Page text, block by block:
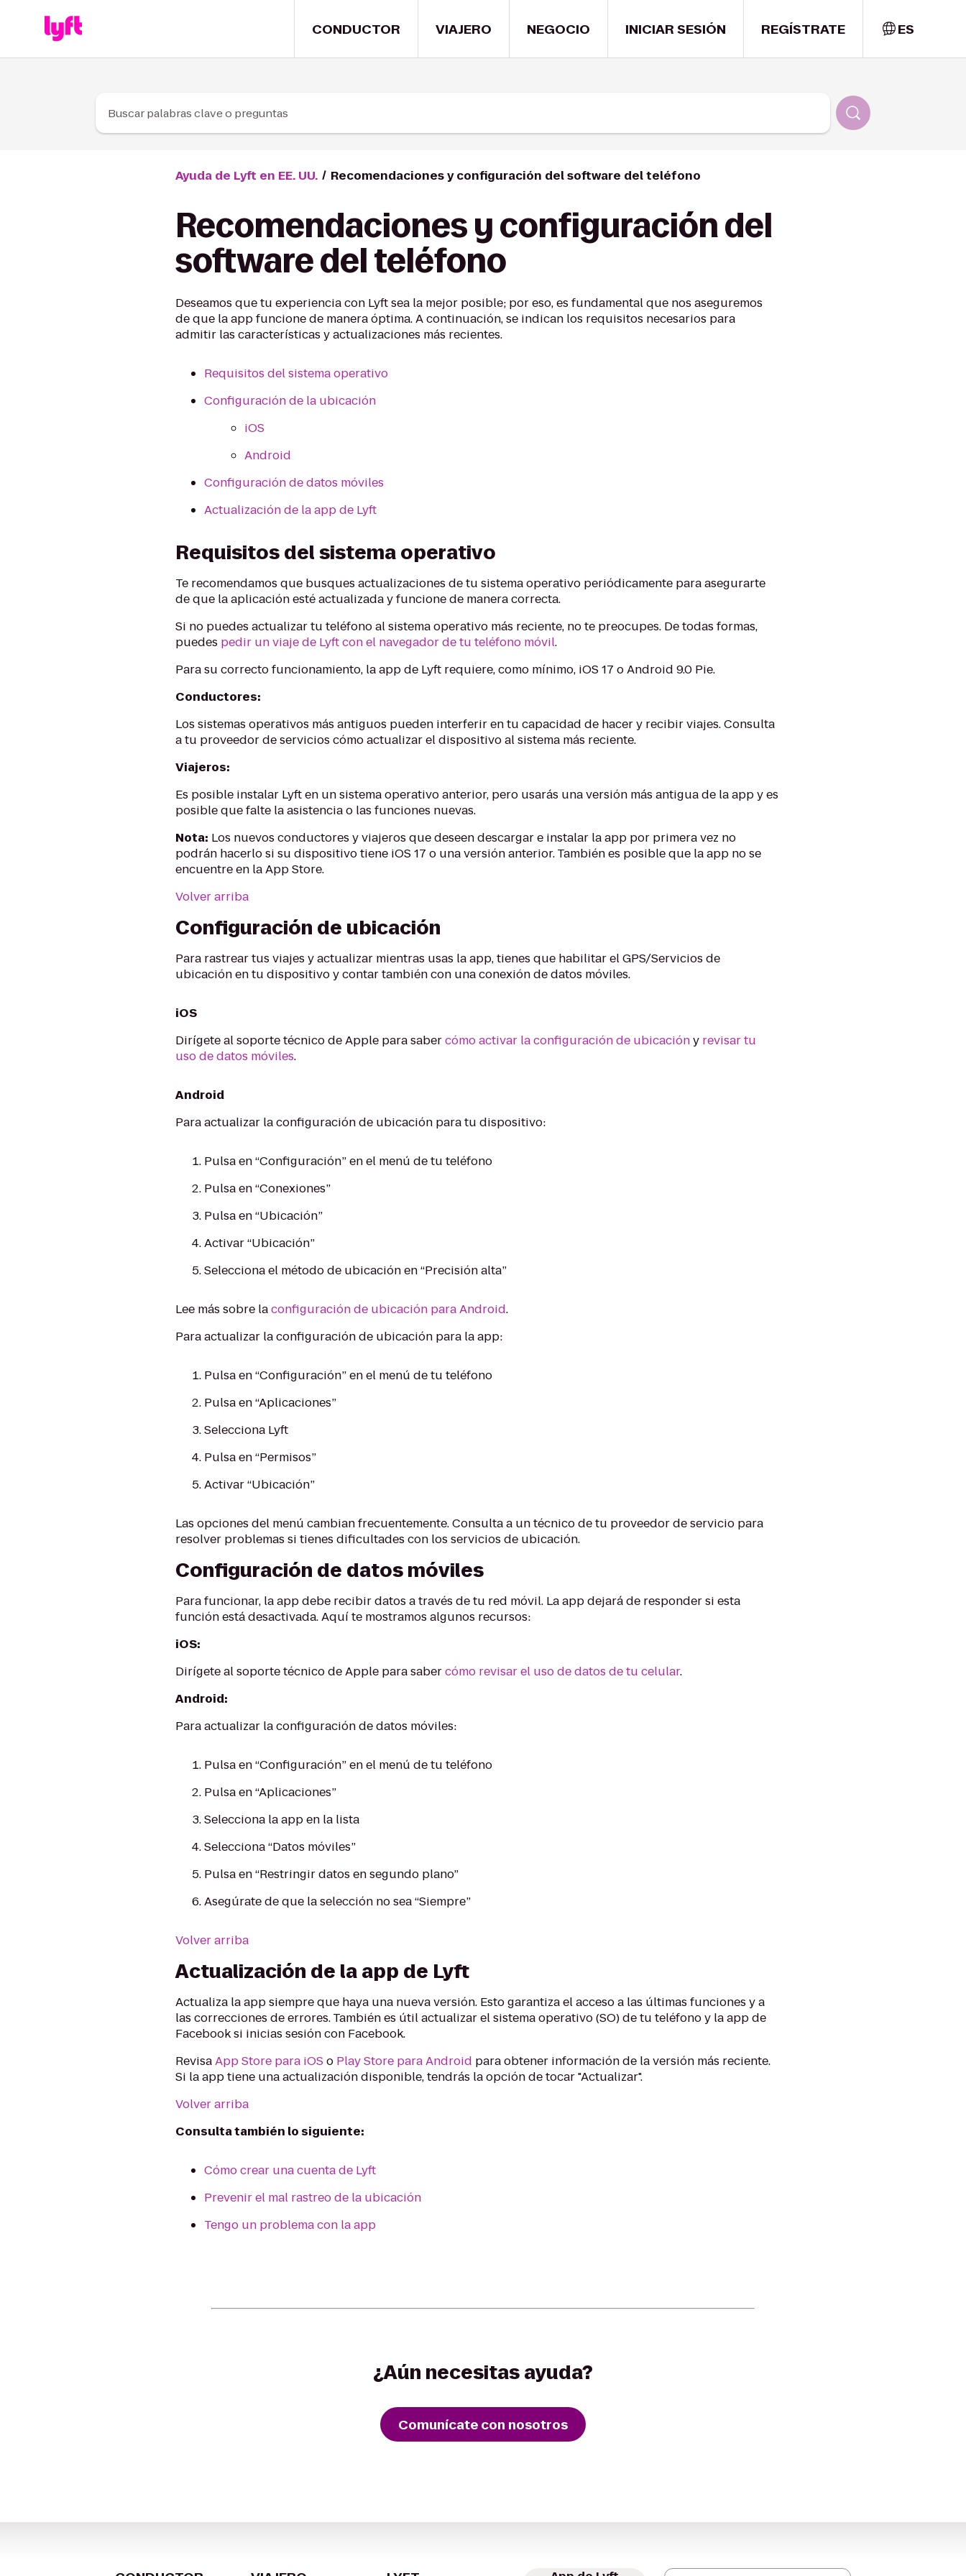
CONDUCTOR VIAJERO NEGOCIO INICIAR SESIÓN REGÍSTRATE ES
Buscar palabras clave o preguntas
Ayuda de Lyft en EE. UU. Recomendaciones y configuración del software del teléfono
Recomendaciones y configuración del
software del teléfono
Deseamos que tu experiencia con Lyft sea la mejor posible; por eso, es fundamental que nos aseguremos
de que la app funcione de manera óptima. A continuación, se indican los requisitos necesarios para
admitir las características y actualizaciones más recientes.
Requisitos del sistema operativo
Configuración de la ubicación
iOS
Android
Configuración de datos móviles
Actualización de la app de Lyft
Requisitos del sistema operativo
Te recomendamos que busques actualizaciones de tu sistema operativo periódicamente para asegurarte
de que la aplicación esté actualizada y funcione de manera correcta.
Si no puedes actualizar tu teléfono al sistema operativo más reciente, no te preocupes. De todas formas,
puedes pedir un viaje de Lyft con el navegador de tu teléfono móvil.
Para su correcto funcionamiento, la app de Lyft requiere, como mínimo, iOS 17 o Android 9.0 Pie.
Conductores:
Los sistemas operativos más antiguos pueden interferir en tu capacidad de hacer y recibir viajes. Consulta
a tu proveedor de servicios cómo actualizar el dispositivo al sistema más reciente.
Viajeros:
Es posible instalar Lyft en un sistema operativo anterior, pero usarás una versión más antigua de la app y es
posible que falte la asistencia o las funciones nuevas.
Nota: Los nuevos conductores y viajeros que deseen descargar e instalar la app por primera vez no
podrán hacerlo si su dispositivo tiene iOS 17 o una versión anterior. También es posible que la app no se
encuentre en la App Store.
Volver arriba
Configuración de ubicación
Para rastrear tus viajes y actualizar mientras usas la app, tienes que habilitar el GPS/Servicios de
ubicación en tu dispositivo y contar también con una conexión de datos móviles.
iOS
Dirígete al soporte técnico de Apple para sabercómo activar la configuración de ubicacióny revisar tu
uso de datos móviles.
Android
Para actualizar la configuración de ubicación para tu dispositivo:
Pulsa en “Configuración” en el menú de tu teléfono
Pulsa en “Conexiones”
Pulsa en “Ubicación”
Activar “Ubicación”
Selecciona el método de ubicación en “Precisión alta”
Lee más sobre laconfiguración de ubicación para Android.
Para actualizar la configuración de ubicación para la app:
Pulsa en “Configuración” en el menú de tu teléfono
Pulsa en “Aplicaciones”
Selecciona Lyft
Pulsa en “Permisos”
Activar “Ubicación”
Las opciones del menú cambian frecuentemente. Consulta a un técnico de tu proveedor de servicio para
resolver problemas si tienes dificultades con los servicios de ubicación.
Configuración de datos móviles
Para funcionar, la app debe recibir datos a través de tu red móvil. La app dejará de responder si esta
función está desactivada. Aquí te mostramos algunos recursos:
iOS:
Dirígete al soporte técnico de Apple para sabercómo revisar el uso de datos de tu celular.
Android:
Para actualizar la configuración de datos móviles:
Pulsa en “Configuración” en el menú de tu teléfono
Pulsa en “Aplicaciones”
Selecciona la app en la lista
Selecciona “Datos móviles”
Pulsa en “Restringir datos en segundo plano”
Asegúrate de que la selección no sea “Siempre”
Volver arriba
Actualización de la app de Lyft
Actualiza la app siempre que haya una nueva versión. Esto garantiza el acceso a las últimas funciones y a
las correcciones de errores. También es útil actualizar el sistema operativo (SO) de tu teléfono y la app de
Facebook si inicias sesión con Facebook.
RevisaApp Store para iOS o Play Store para Android para obtener información de la versión más reciente.
Si la app tiene una actualización disponible, tendrás la opción de tocar "Actualizar".
Volver arriba
Consulta también lo siguiente:
Cómo crear una cuenta de Lyft
Prevenir el mal rastreo de la ubicación
Tengo un problema con la app
¿Aún necesitas ayuda?
Comunícate con nosotros